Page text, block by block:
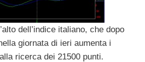
dell’indice italiano, che dopo
giornata di ieri aumenta i
ricerca dei 21500 punti.